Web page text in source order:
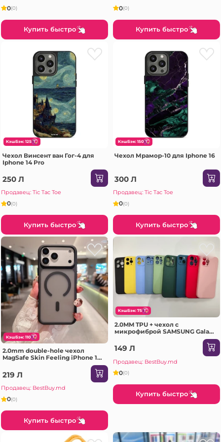
0(0)
Купить быстро
0(0)
Купить быстро
КэшБэк: 125
Чехол Винсент ван Гог-4 для
Iphone 14 Pro
250 Л
Продавец: Tic Tac Toe
0(0)
Купить быстро
КэшБэк: 150
Чехол Мрамор-10 для Iphone 16
300 Л
Продавец: Tic Tac Toe
0(0)
Купить быстро
КэшБэк: 110
2.0mm double-hole чехол
MagSafe Skin Feeling iPhone 17
219 Л
Продавец: BestBuy.md
0(0)
Купить быстро
КэшБэк: 75
2.0MM TPU + чехол с
микрофиброй SAMSUNG Galaxy
149 Л
Продавец: BestBuy.md
0(0)
Купить быстро